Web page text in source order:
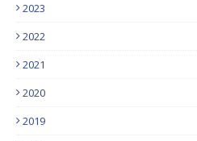
2023
2022
2021
2020
2019